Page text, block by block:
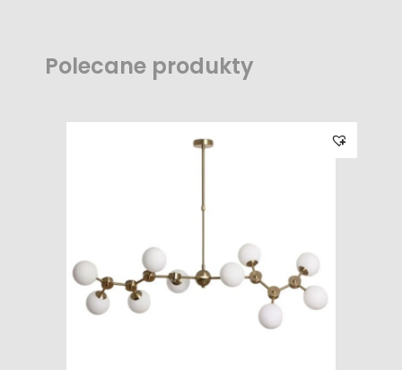
Polecane produkty